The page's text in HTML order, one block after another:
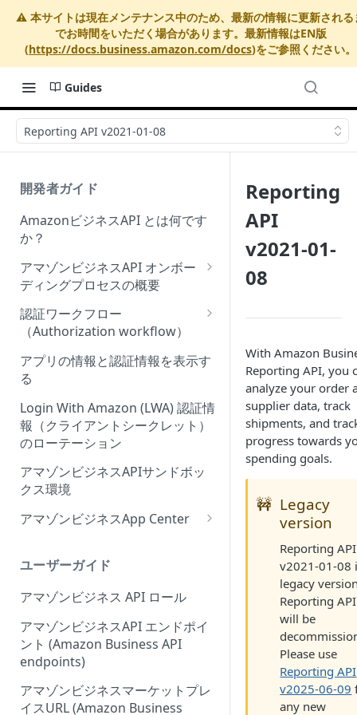
⚠️ 本サイトは現在メンテナンス中のため、最新の情報に更新される
でお時間をいただく場合があります。最新情報はEN版
(https://docs.business.amazon.com/docs)をご参照ください。
Guides
Reporting API v2021-01-08
開発者ガイド
AmazonビジネスAPI とは何です
か？
アマゾンビジネスAPI オンボー
ディングプロセスの概要
Onboarding Step 1: Authorize
your Amazon Business API
apps
Onboarding Step 2: Create
your request
認証ワークフロー
（Authorization workflow）
アマゾンビジネスサードパーテ
ィーウェブサイト認証ワークフ
ローの概要
アプリの情報と認証情報を表示す
る
Login With Amazon (LWA) 認証情
報（クライアントシークレット）
のローテーション
アマゾンビジネスAPIサンドボッ
クス環境
アマゾンビジネスApp Center
ーにアプリを出品する
アプリセンター認証ワークフロ
ー (App Center authorization
workflow)
アプリリスティングの管理
ユーザーガイド
アマゾンビジネス API ロール
アマゾンビジネスAPI エンドポイ
ント (Amazon Business API
endpoints)
アマゾンビジネスマーケットプレ
イスURL (Amazon Business
Reporting
API
v2021-01-
08
With Amazon
Reporting API, you
analyze your order
supplier data, track
shipments, and
progress towards
spending goals.
🚧 Legacy
version
Reporting API
v2021-01-08
legacy
Reporting
will be
Please use
Reporting API
v2025-06-09
any new